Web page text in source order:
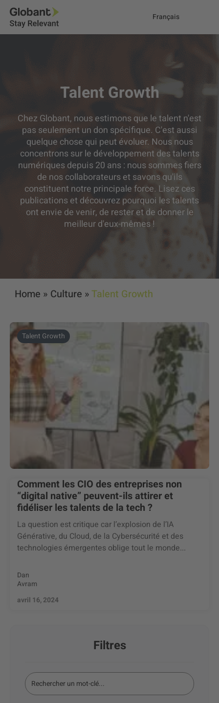
Français
Talent Growth
Chez Globant, nous estimons que le talent n'est
pas seulement un don spécifique. C'est aussi
quelque chose qui peut évoluer. Nous nous
concentrons sur le développement des talents
numériques depuis 20 ans : nous sommes fiers
de nos collaborateurs et savons qu'ils
constituent notre principale force. Lisez ces
publications et découvrez pourquoi les talents
ont envie de venir, de rester et de donner le
meilleur d'eux-mêmes !
Home » Culture »Talent Growth
Talent Growth
Comment les CIO des entreprises non
“digital native” peuvent-ils attirer et
fidéliser les talents de la tech ?
La question est critique car l’explosion de l’IA
Générative, du Cloud, de la Cybersécurité et des
technologies émergentes oblige tout le monde...
Dan
Avram
avril 16, 2024
Filtres